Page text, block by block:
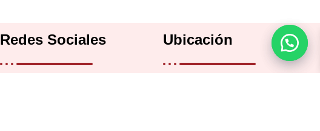
Redes Sociales Ubicación